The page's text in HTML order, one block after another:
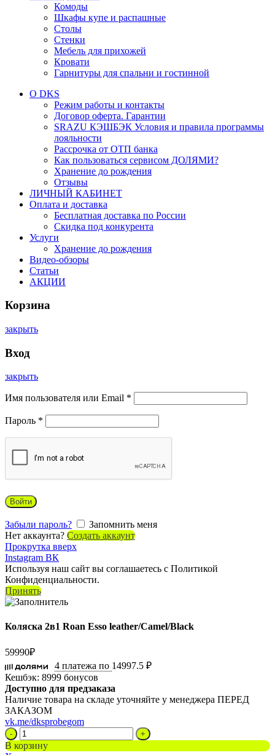
Комоды
Шкафы купе и распашные
Столы
Стенки
Мебель для прихожей
Кровати
Гарнитуры для спальни и гостинной
О DKS
Режим работы и контакты
Договор оферта. Гарантии
SRAZU КЭШБЭК Условия и правила программы
лояльности
Рассрочка от ОТП банка
Как пользоваться сервисом ДОЛЯМИ?
Хранение до рождения
Отзывы
ЛИЧНЫЙ КАБИНЕТ
Оплата и доставка
Бесплатная доставка по России
Скидка под конкурента
Услуги
Хранение до рождения
Видео-обзоры
Статьи
АКЦИИ
Корзина
закрыть
Вход
закрыть
Имя пользователя или Email *
Пароль *
Войти
Забыли пароль?
Запомнить меня
Нет аккаунта? Создать аккаунт
Прокрутка вверх
Instagram ВК
Используя наш сайт вы соглашаетесь с Политикой
Конфиденциальности.
Принять
Коляска 2в1 Roan Esso leather/Camel/Black
59990₽
4 платежа по 14997.5 ₽
Кешбэк: 8999 бонусов
Доступно для предзаказа
Наличие товара на складе уточняйте у менеджера ПЕРЕД
ЗАКАЗОМ
vk.me/dksprobegom
Количество
товара
В корзину